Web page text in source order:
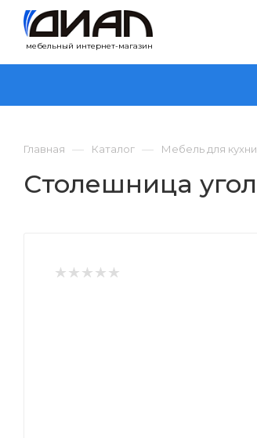
мебельный интернет-магазин
Главная — Каталог — Мебель для кухни
Столешница угол